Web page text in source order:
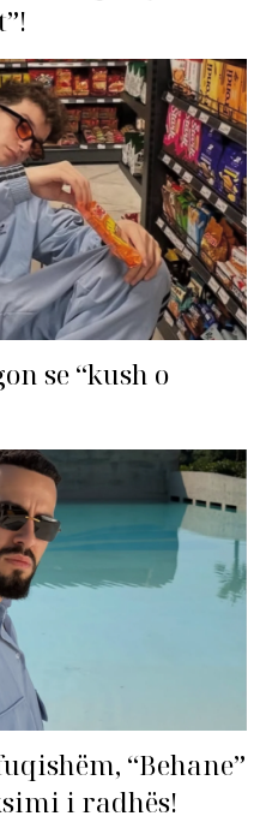
se “kush o
“Behane”
i radhës!